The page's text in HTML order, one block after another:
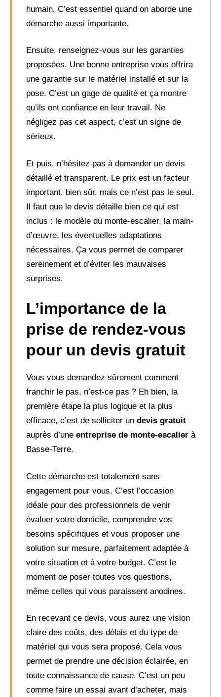
humain. C’est essentiel quand on aborde une
démarche aussi importante.
Ensuite, renseignez-vous sur les garanties
proposées. Une bonne entreprise vous offrira
une garantie sur le matériel installé et sur la
pose. C’est un gage de qualité et ça montre
qu’ils ont confiance en leur travail. Ne
négligez pas cet aspect, c’est un signe de
sérieux.
Et puis, n’hésitez pas à demander un devis
détaillé et transparent. Le prix est un facteur
important, bien sûr, mais ce n’est pas le seul.
Il faut que le devis détaille bien ce qui est
inclus : le modèle du monte-escalier, la main-
d’œuvre, les éventuelles adaptations
nécessaires. Ça vous permet de comparer
sereinement et d’éviter les mauvaises
surprises.
L’importance de la
prise de rendez-vous
pour un devis gratuit
Vous vous demandez sûrement comment
franchir le pas, n’est-ce pas ? Eh bien, la
première étape la plus logique et la plus
efficace, c’est de solliciter un devis gratuit
auprès d’une entreprise de monte-escalier à
Basse-Terre.
Cette démarche est totalement sans
engagement pour vous. C’est l’occasion
idéale pour des professionnels de venir
évaluer votre domicile, comprendre vos
besoins spécifiques et vous proposer une
solution sur mesure, parfaitement adaptée à
votre situation et à votre budget. C’est le
moment de poser toutes vos questions,
même celles qui vous paraissent anodines.
En recevant ce devis, vous aurez une vision
claire des coûts, des délais et du type de
matériel qui vous sera proposé. Cela vous
permet de prendre une décision éclairée, en
toute connaissance de cause. C’est un peu
comme faire un essai avant d’acheter, mais